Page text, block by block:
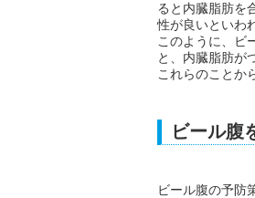
ると内臓脂肪を
性が良いといわ
このように、ビ
と、内臓脂肪が
これらのことか
ビール腹
ビール腹の予防